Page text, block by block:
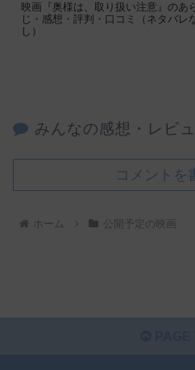
映画『奥様は、取り扱い注意』のあ
じ・感想・評判・口コミ（ネタバレ
し）
みんなの感想・レビ
コメントを
ホーム 公開予定の映画